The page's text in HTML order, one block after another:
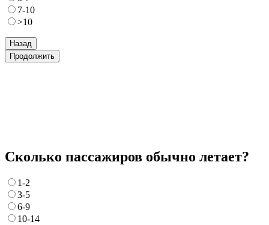
7-10
>10
Назад
Продолжить
Сколько пассажиров обычно летает?
1-2
3-5
6-9
10-14